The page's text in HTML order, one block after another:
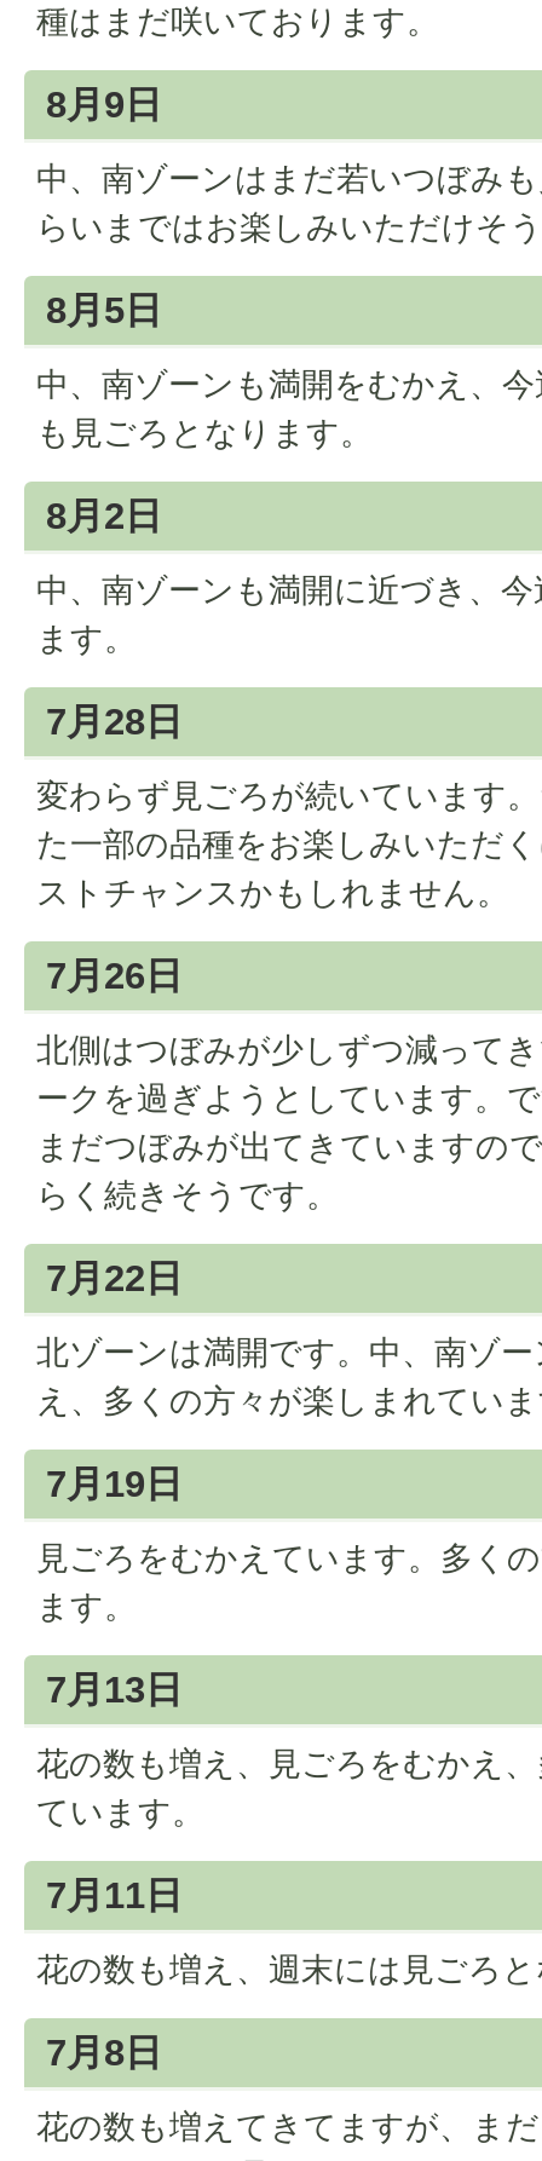
種はまだ咲いております。
8月9日
中、南ゾーンはまだ若いつぼみ
らいまではお楽しみいただけそ
8月5日
中、南ゾーンも満開をむかえ、
も見ごろとなります。
8月2日
中、南ゾーンも満開に近づき、
ます。
7月28日
変わらず見ごろが続いています
た一部の品種をお楽しみいただ
ストチャンスかもしれません。
7月26日
北側はつぼみが少しずつ減って
ークを過ぎようとしています。
まだつぼみが出てきていますの
らく続きそうです。
7月22日
北ゾーンは満開です。中、南ゾ
え、多くの方々が楽しまれてい
7月19日
見ごろをむかえています。多く
ます。
7月13日
花の数も増え、見ごろをむかえ
ています。
7月11日
花の数も増え、週末には見ごろ
7月8日
花の数も増えてきてますが、ま